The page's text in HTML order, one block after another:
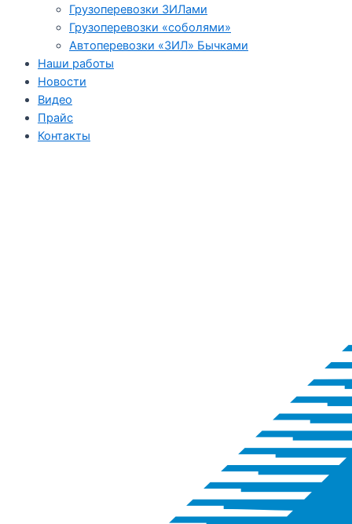
Грузоперевозки ЗИЛами
Грузоперевозки «соболями»
Автоперевозки «ЗИЛ» Бычками
Наши работы
Новости
Видео
Прайс
Контакты